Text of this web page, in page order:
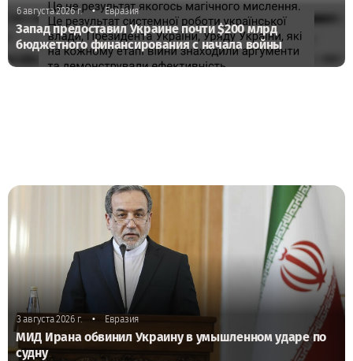
6 августа 2026 г. • Евразия
Запад предоставил Украине почти $200 млрд
бюджетного финансирования с начала войны
3 августа 2026 г. • Евразия
МИД Ирана обвинил Украину в умышленном ударе по
судну